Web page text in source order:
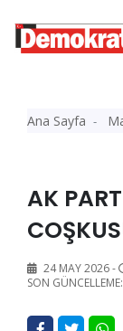
Ana Sayfa
AK
24 MAY 2026 -
SON GÜNCELLEME: